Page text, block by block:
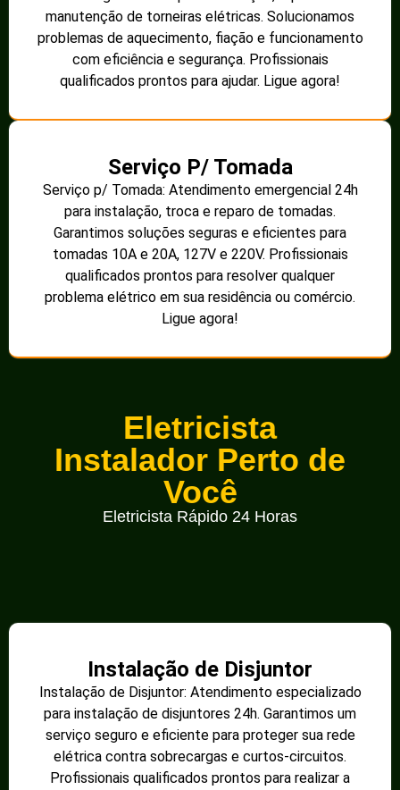
manutenção de torneiras elétricas. Solucionamos
problemas de aquecimento, fiação e funcionamento
com eficiência e segurança. Profissionais
qualificados prontos para ajudar. Ligue agora!
Serviço P/ Tomada
Serviço p/ Tomada: Atendimento emergencial 24h
para instalação, troca e reparo de tomadas.
Garantimos soluções seguras e eficientes para
tomadas 10A e 20A, 127V e 220V. Profissionais
qualificados prontos para resolver qualquer
problema elétrico em sua residência ou comércio.
Ligue agora!
Eletricista
Instalador Perto de
Você
Eletricista Rápido 24 Horas
Instalação de Disjuntor
Instalação de Disjuntor: Atendimento especializado
para instalação de disjuntores 24h. Garantimos um
serviço seguro e eficiente para proteger sua rede
elétrica contra sobrecargas e curtos-circuitos.
Profissionais qualificados prontos para realizar a